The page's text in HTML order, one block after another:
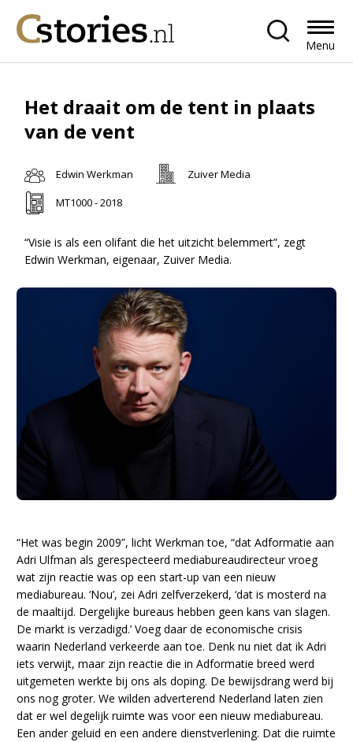
Menu
Het draait om de tent in plaats
van de vent
Edwin Werkman
Zuiver Media
MT1000 - 2018
“Visie is als een olifant die het uitzicht belemmert”, zegt
Edwin Werkman, eigenaar, Zuiver Media.
“Het was begin 2009”, licht Werkman toe, “dat Adformatie aan
Adri Ulfman als gerespecteerd mediabureaudirecteur vroeg
wat zijn reactie was op een start-up van een nieuw
mediabureau. ‘Nou’, zei Adri zelfverzekerd, ‘dat is mosterd na
de maaltijd. Dergelijke bureaus hebben geen kans van slagen.
De markt is verzadigd.’ Voeg daar de economische crisis
waarin Nederland verkeerde aan toe. Denk nu niet dat ik Adri
iets verwijt, maar zijn reactie die in Adformatie breed werd
uitgemeten werkte bij ons als doping. De bewijsdrang werd bij
ons nog groter. We wilden adverterend Nederland laten zien
dat er wel degelijk ruimte was voor een nieuw mediabureau.
Een ander geluid en een andere dienstverlening. Dat die ruimte